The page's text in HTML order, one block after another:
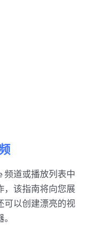
频道或播放列表中
，该指南将向您展
可以创建漂亮的视